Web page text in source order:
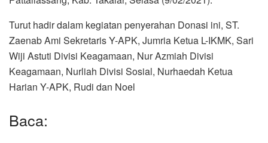
Turut hadir dalam kegiatan penyerahan Donasi ini, ST.
Zaenab Ami Sekretaris Y-APK, Jumria Ketua L-IKMK, Sari
Wiji Astuti Divisi Keagamaan, Nur Azmiah Divisi
Keagamaan, Nurliah Divisi Sosial, Nurhaedah Ketua
Harian Y-APK, Rudi dan Noel
Baca: